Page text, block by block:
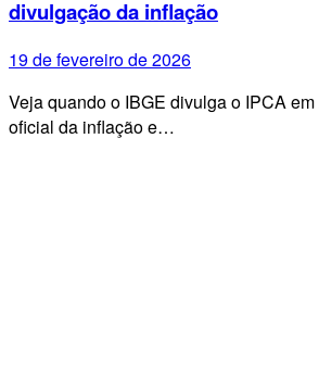
divulgação da inflação
19 de fevereiro de 2026
Veja quando o IBGE divulga o IPCA
oficial da inflação e…